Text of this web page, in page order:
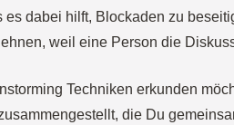
es dabei hilft, Blockaden zu
weil eine Person die
Techniken erkunden
die Du